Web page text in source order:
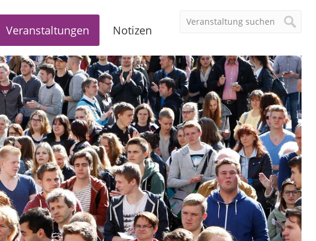
Veranstaltungen Notizen